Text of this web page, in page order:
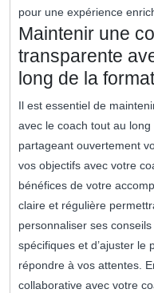
pour une expérience
Maintenir une
transparente
long de la
Il est essentiel de
avec le coach tout au
partageant ouvertement
vos objectifs avec votre
bénéfices de votre
claire et régulière
personnaliser ses
spécifiques et d’ajuster
répondre à vos attentes.
collaborative avec votre